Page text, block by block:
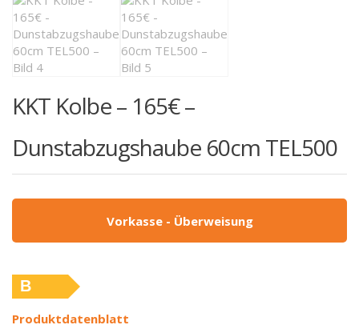
KKT Kolbe – 165€ –
Dunstabzugshaube 60cm TEL500
Vorkasse - Überweisung
B
Produktdatenblatt